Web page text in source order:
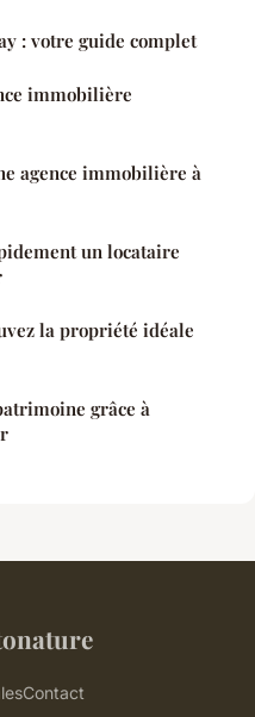
: votre guide complet
immobilière
agence immobilière à
un locataire
la propriété idéale
grâce à
Contact